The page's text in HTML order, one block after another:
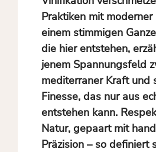
Praktiken mit moderner
einem stimmigen
die hier entstehen,
jenem Spannungsfeld
mediterraner Kraft und
Finesse, das nur aus
entstehen kann.
Natur, gepaart mit
Präzision – so definiert